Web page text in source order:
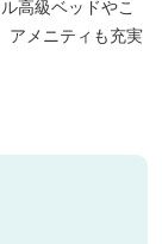
高級ベッドやこ
アメニティも充実